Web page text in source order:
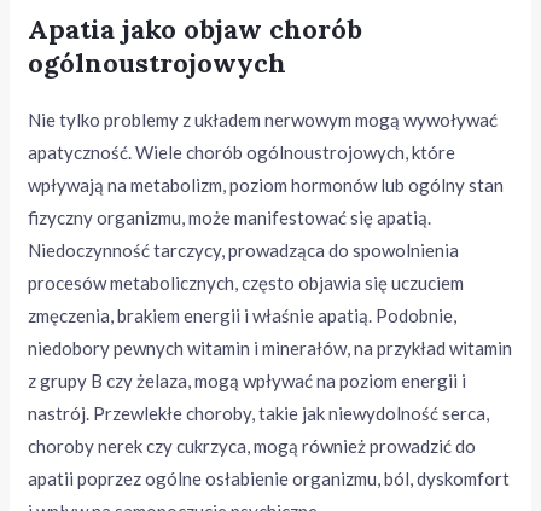
Apatia jako objaw chorób
ogólnoustrojowych
Nie tylko problemy z układem nerwowym mogą wywoływać
apatyczność. Wiele chorób ogólnoustrojowych, które
wpływają na metabolizm, poziom hormonów lub ogólny stan
fizyczny organizmu, może manifestować się apatią.
Niedoczynność tarczycy, prowadząca do spowolnienia
procesów metabolicznych, często objawia się uczuciem
zmęczenia, brakiem energii i właśnie apatią. Podobnie,
niedobory pewnych witamin i minerałów, na przykład witamin
z grupy B czy żelaza, mogą wpływać na poziom energii i
nastrój. Przewlekłe choroby, takie jak niewydolność serca,
choroby nerek czy cukrzyca, mogą również prowadzić do
apatii poprzez ogólne osłabienie organizmu, ból, dyskomfort